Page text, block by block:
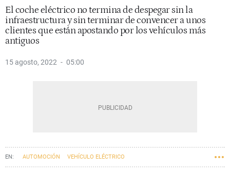
El coche eléctrico no termina de despegar sin la
infraestructura y sin terminar de convencer a unos
clientes que están apostando por los vehículos más
antiguos
15 agosto, 2022 05:00
AUTOMOCIÓN VEHÍCULO ELÉCTRICO